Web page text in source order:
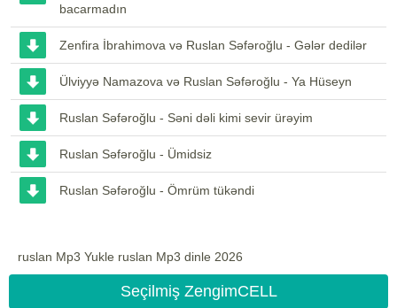
bacarmadın
Zenfira İbrahimova və Ruslan Səfəroğlu - Gələr dedilər
Ülviyyə Namazova və Ruslan Səfəroğlu - Ya Hüseyn
Ruslan Səfəroğlu - Səni dəli kimi sevir ürəyim
Ruslan Səfəroğlu - Ümidsiz
Ruslan Səfəroğlu - Ömrüm tükəndi
ruslan Mp3 Yukle ruslan Mp3 dinle 2026
Seçilmiş ZengimCELL